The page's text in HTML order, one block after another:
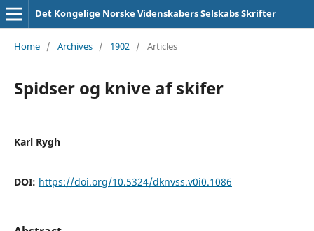
Det Kongelige Norske Videnskabers Selskabs Skrifter
Home / Archives / 1902 / Articles
Spidser og knive af skifer
Karl Rygh
DOI: https://doi.org/10.5324/dknvss.v0i0.1086